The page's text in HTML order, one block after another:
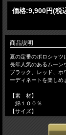
価格:9,900円(税
商品説明
夏の定番のポロシャツ
長年人気のあるムーン
ブラック、レッド、ホ
ーディネートを楽しめ
【素 材】
綿１００％
【サイズ】
Ｍ／バスト１０２